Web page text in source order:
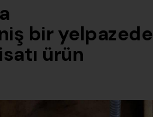
bir yelpazede
ürün